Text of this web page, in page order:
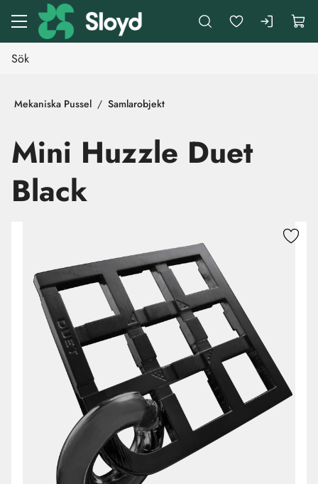
Gå till huvudinnehåll
Mekaniska Pussel Samlarobjekt
Mini Huzzle Duet
Black